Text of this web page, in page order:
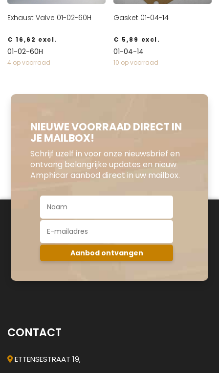
Exhaust Valve 01-02-60H
€ 16,62 excl.
01-02-60H
4 op voorraad
Gasket 01-04-14
€ 5,89 excl.
01-04-14
10 op voorraad
NIEUWE VOORRAAD DIRECT IN
JE MAILBOX!
Schrijf uzelf in voor onze nieuwsbrief en
ontvang belangrijke updates en nieuw
Amphicar aanbod direct in uw mailbox.
CONTACT
ETTENSESTRAAT 19,